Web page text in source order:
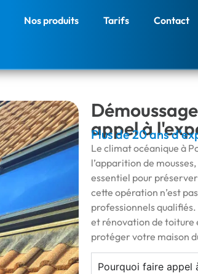
Nos produits Tarifs Contact
appel à
Plus de 20 ans
Le climat océanique à
l’apparition de
essentiel pour
cette opération n’est
professionnels
et rénovation de toiture
protéger votre maison
Pourquoi faire appel